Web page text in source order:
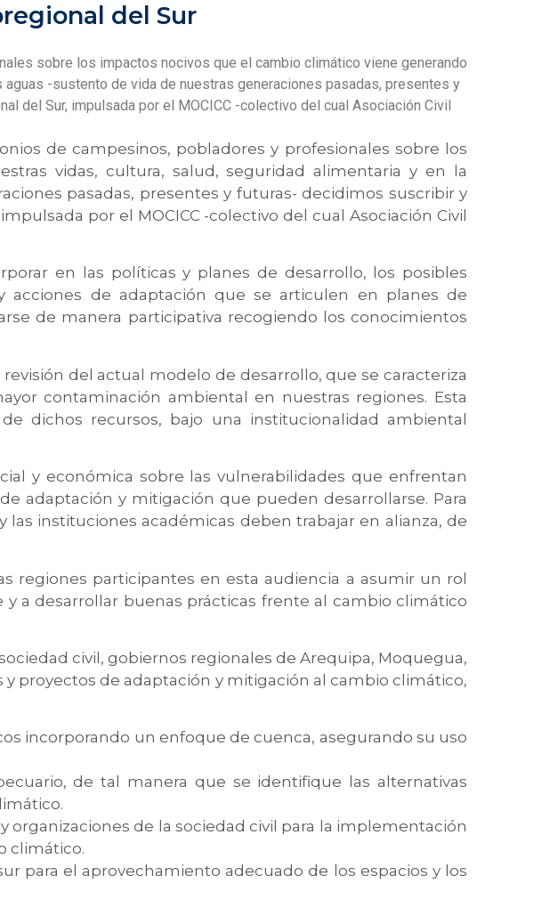
del Sur
sobre los impactos nocivos que el cambio climático viene generando
-sustento de vida de nuestras generaciones pasadas, presentes y
del Sur, impulsada por el MOCICC -colectivo del cual Asociación Civil
de campesinos, pobladores y profesionales sobre los
vidas, cultura, salud, seguridad alimentaria y en la
pasadas, presentes y futuras- decidimos suscribir y
por el MOCICC -colectivo del cual Asociación Civil
en las políticas y planes de desarrollo, los posibles
acciones de adaptación que se articulen en planes de
de manera participativa recogiendo los conocimientos
del actual modelo de desarrollo, que se caracteriza
contaminación ambiental en nuestras regiones. Esta
dichos recursos, bajo una institucionalidad ambiental
y económica sobre las vulnerabilidades que enfrentan
adaptación y mitigación que pueden desarrollarse. Para
instituciones académicas deben trabajar en alianza, de
regiones participantes en esta audiencia a asumir un rol
a desarrollar buenas prácticas frente al cambio climático
civil, gobiernos regionales de Arequipa, Moquegua,
proyectos de adaptación y mitigación al cambio climático,
incorporando un enfoque de cuenca, asegurando su uso
de tal manera que se identifique las alternativas
de la sociedad civil para la implementación
climático.
para el aprovechamiento adecuado de los espacios y los